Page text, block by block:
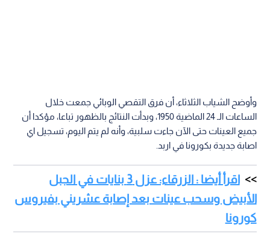
وأوضح الشياب الثلاثاء، أن فرق التقصي الوبائي جمعت خلال
الساعات الـ 24 الماضية 1950، وبدأت النتائج بالظهور تباعا، مؤكدا أن
جميع العينات حتى الآن جاءت سلبية، وأنه لم يتم اليوم، تسجيل اي
اصابة جديدة بكورونا في اربد.
اقرأ أيضا : الزرقاء: عزل 3 بنايات في الجبل
الأبيض وسحب عينات بعد إصابة عشريني بفيروس
كورونا